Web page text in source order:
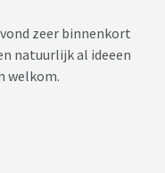
zeer binnenkort
natuurlijk al ideeen
welkom.